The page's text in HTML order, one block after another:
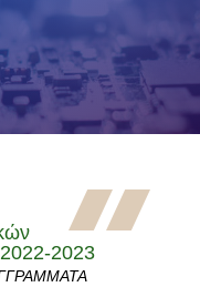
2023